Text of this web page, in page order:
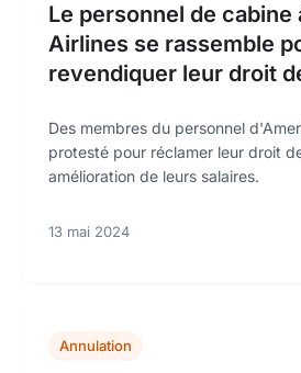
Le personnel de cabine
Airlines se rassemble
revendiquer leur droit
Des membres du personnel
protesté pour réclamer leur droit
amélioration de leurs salaires.
13 mai 2024
Annulation